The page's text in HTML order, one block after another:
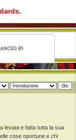
levata e fatta tutta la sua
cose oportune e chi